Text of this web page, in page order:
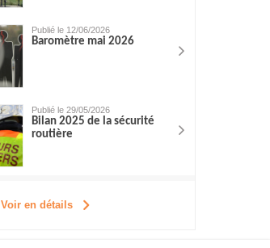
Publié le 12/06/2026
Baromètre mai 2026
Publié le 29/05/2026
Bilan 2025 de la sécurité
routière
Voir en détails